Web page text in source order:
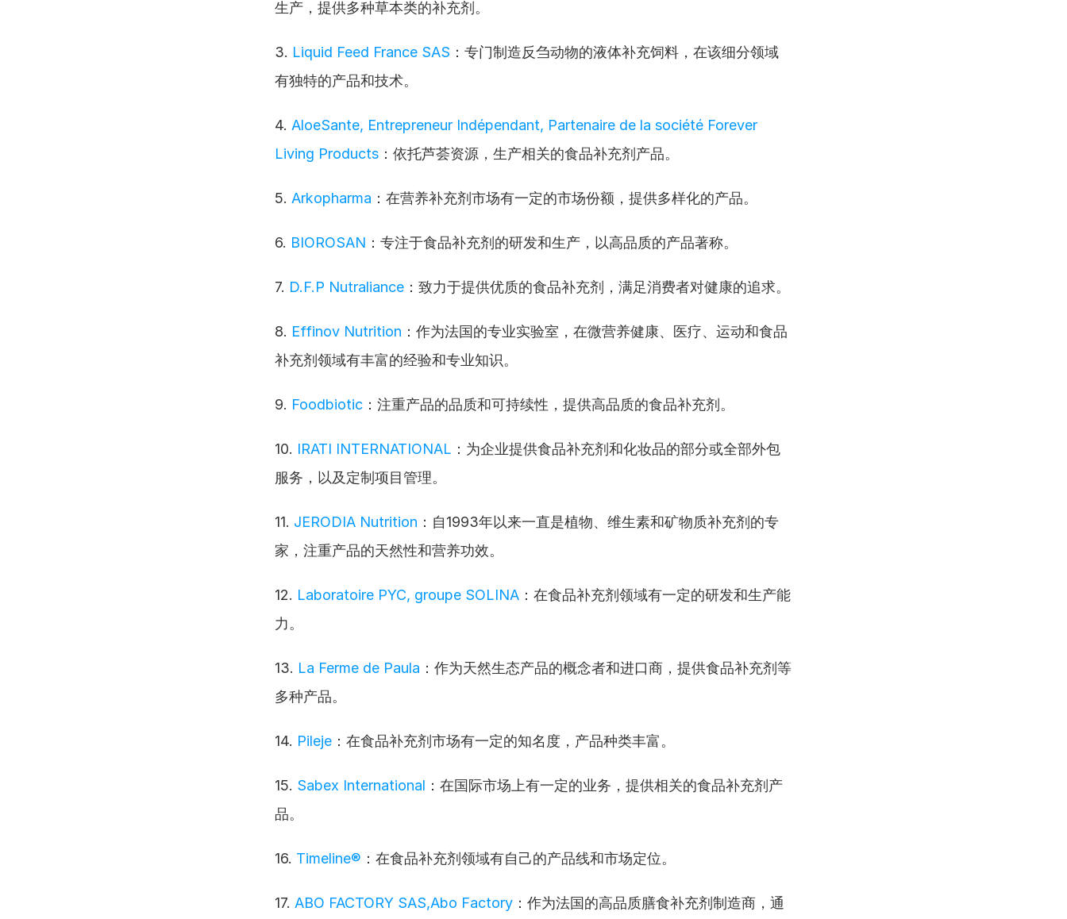
生产，提供多种草本类的补充剂。
3. Liquid Feed France SAS ：专门制造反刍动物的液体补充饲料，在该细分领域
有独特的产品和技术。
4. AloeSante, Entrepreneur Indépendant, Partenaire de la société Forever
Living Products ：依托芦荟资源，生产相关的食品补充剂产品。
5. Arkopharma ：在营养补充剂市场有一定的市场份额，提供多样化的产品。
6. BIOROSAN ：专注于食品补充剂的研发和生产，以高品质的产品著称。
7. D.F.P Nutraliance ：致力于提供优质的食品补充剂，满足消费者对健康的追求。
8. Effinov Nutrition ：作为法国的专业实验室，在微营养健康、医疗、运动和食品
补充剂领域有丰富的经验和专业知识。
9. Foodbiotic ：注重产品的品质和可持续性，提供高品质的食品补充剂。
10. IRATI INTERNATIONAL ：为企业提供食品补充剂和化妆品的部分或全部外包
服务，以及定制项目管理。
11. JERODIA Nutrition ：自1993年以来一直是植物、维生素和矿物质补充剂的专
家，注重产品的天然性和营养功效。
12. Laboratoire PYC, groupe SOLINA ：在食品补充剂领域有一定的研发和生产能
力。
13. La Ferme de Paula ：作为天然生态产品的概念者和进口商，提供食品补充剂等
多种产品。
14. Pileje ：在食品补充剂市场有一定的知名度，产品种类丰富。
15. Sabex International ：在国际市场上有一定的业务，提供相关的食品补充剂产
品。
16. Timeline® ：在食品补充剂领域有自己的产品线和市场定位。
17. ABO FACTORY SAS,Abo Factory ：作为法国的高品质膳食补充剂制造商，通